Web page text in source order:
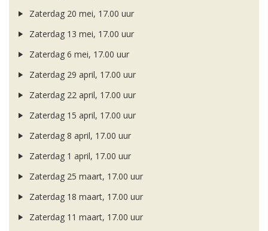
Zaterdag 20 mei, 17.00 uur
Zaterdag 13 mei, 17.00 uur
Zaterdag 6 mei, 17.00 uur
Zaterdag 29 april, 17.00 uur
Zaterdag 22 april, 17.00 uur
Zaterdag 15 april, 17.00 uur
Zaterdag 8 april, 17.00 uur
Zaterdag 1 april, 17.00 uur
Zaterdag 25 maart, 17.00 uur
Zaterdag 18 maart, 17.00 uur
Zaterdag 11 maart, 17.00 uur